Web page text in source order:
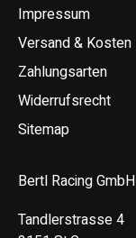
Impressum
Versand & Kosten
Zahlungsarten
Widerrufsrecht
Sitemap
Bertl Racing GmbH
Tandlerstrasse 4